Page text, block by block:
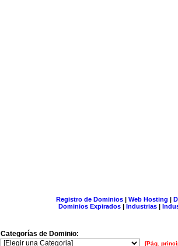
Registro de Dominios| Web Hosting |
Dominios Expirados | Industrias |
Categorías de Dominio:
[Pág.